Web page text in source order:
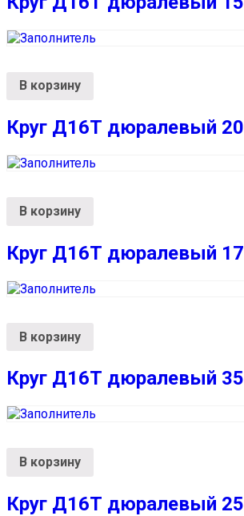
В корзину
Круг Д16Т дюралевый 20
В корзину
Круг Д16Т дюралевый 17
В корзину
Круг Д16Т дюралевый 35
В корзину
Круг Д16Т дюралевый 25